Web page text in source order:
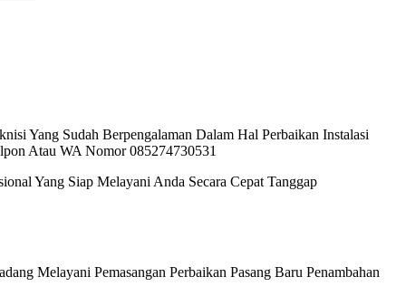
Yang Sudah Berpengalaman Dalam Hal Perbaikan Instalasi
Atau WA Nomor 085274730531
Yang Siap Melayani Anda Secara Cepat Tanggap
Melayani Pemasangan Perbaikan Pasang Baru Penambahan